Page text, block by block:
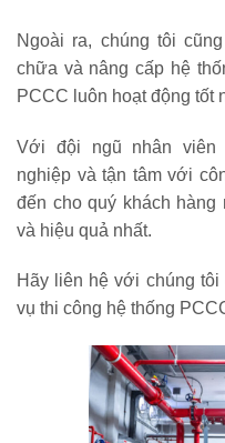
Ngoài ra, chúng tôi
chữa và nâng cấp hệ
PCCC luôn hoạt động tốt
Với đội ngũ nhân viên
nghiệp và tận tâm với
đến cho quý khách
và hiệu quả nhất.
Hãy liên hệ với chúng
vụ thi công hệ thống